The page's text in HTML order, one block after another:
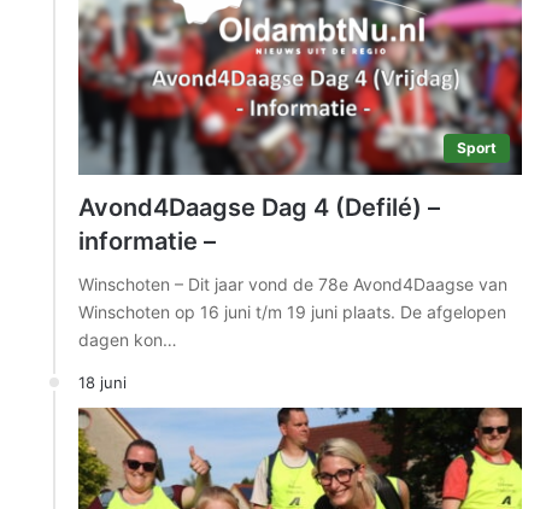
Sport
Avond4Daagse Dag 4 (Defilé) –
informatie –
Winschoten – Dit jaar vond de 78e Avond4Daagse van
Winschoten op 16 juni t/m 19 juni plaats. De afgelopen
dagen kon…
18 juni